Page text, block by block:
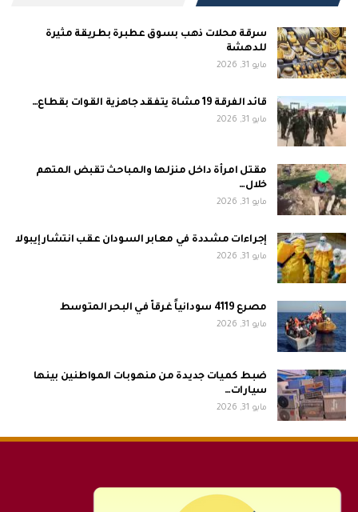
سرقة محلات ذهب بسوق عطبرة بطريقة مثيرة
للدهشة
مايو 31, 2026
قائد الفرقة 19 مشاة يتفقد جاهزية القوات بقطاع…
مايو 31, 2026
مقتل امرأة داخل منزلها والمباحث تقبض المتهم
خلال…
مايو 31, 2026
إجراءات مشددة في معابر السودان عقب انتشار إيبولا
مايو 31, 2026
مصرع 4119 سودانياً غرقاّ في البحر المتوسط
مايو 31, 2026
ضبط كميات جديدة من منهوبات المواطنين بينها
سيارات…
مايو 31, 2026